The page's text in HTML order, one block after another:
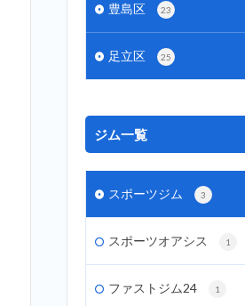
豊島区 23
足立区 25
ジム一覧
スポーツジム 3
スポーツオアシス 1
ファストジム24 1